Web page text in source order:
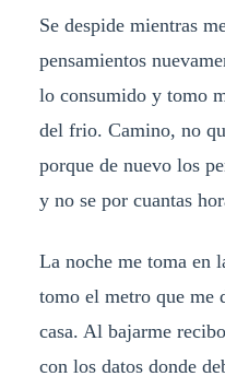
Se despide mientras
pensamientos
lo consumido y tomo
del frio. Camino, no
porque de nuevo los
y no se por cuantas
La noche me toma en
tomo el metro que me
casa. Al bajarme
con los datos donde